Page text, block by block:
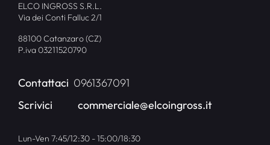
ELCO INGROSS S.R.L.
Via dei Conti Falluc 2/1
88100 Catanzaro (CZ)
P.iva 03211520790
Contattaci 0961367091
Scrivici
commerciale@elcoingross.it
Lun-Ven 7:45/12:30 - 15:00/18:30